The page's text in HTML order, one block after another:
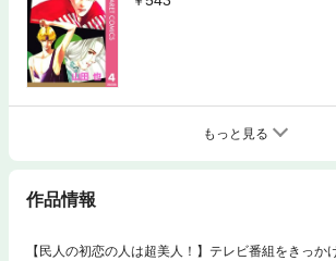
もっと見る
作品情報
【民人の初恋の人は超美人！】テレビ番組をきっか